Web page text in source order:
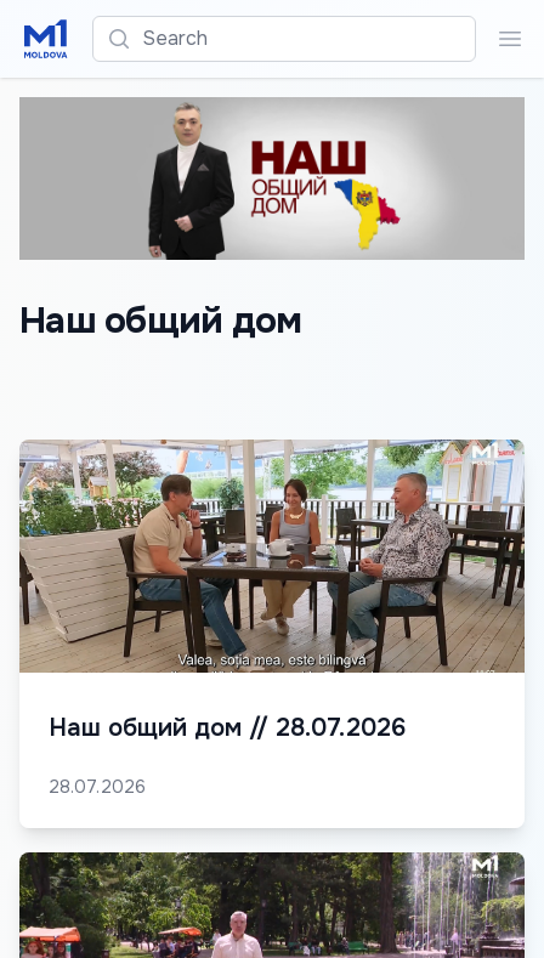
Search
Наш общий дом
Наш общий дом // 28.07.2026
28.07.2026